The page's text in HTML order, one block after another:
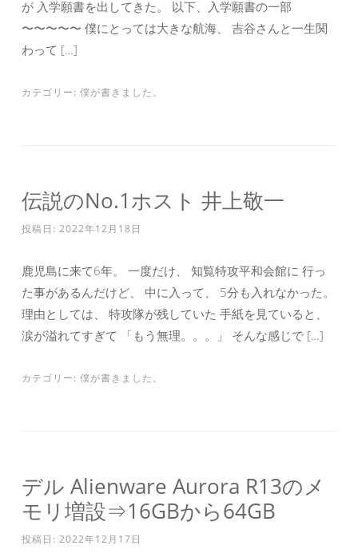
が 入学願書を出してきた。 以下、入学願書の一部
〜〜〜〜〜 僕にとっては大きな航海、 吉谷さんと一生関
わって […]
カテゴリー: 僕が書きました。
伝説のNo.1ホスト 井上敬一
投稿日: 2022年12月18日
鹿児島に来て6年。 一度だけ、 知覧特攻平和会館に 行っ
た事があるんだけど、 中に入って、 5分も入れなかった。
理由としては、 特攻隊が残していた 手紙を見ていると、
涙が溢れてすぎて 「もう無理。。。」 そんな感じで […]
カテゴリー: 僕が書きました。
デル Alienware Aurora R13のメ
モリ増設⇒16GBから64GB
投稿日: 2022年12月17日